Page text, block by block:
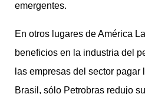
emergentes.
En otros lugares de América
beneficios en la industria del
las empresas del sector
Brasil, sólo Petrobras redujo